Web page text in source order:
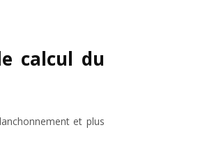
calcul du
et plus